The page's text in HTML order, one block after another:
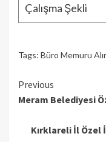
Çalışma Şekli
Tags: Büro Memuru
Continue
Reading
Previous
Meram Belediyesi
Kırklareli İl Özel